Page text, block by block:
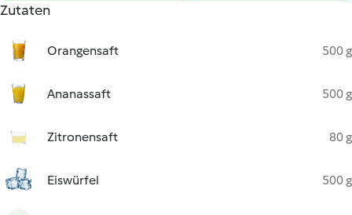
Zutaten
Orangensaft 500 g
Ananassaft 500 g
Zitronensaft 80 g
Eiswürfel 500 g